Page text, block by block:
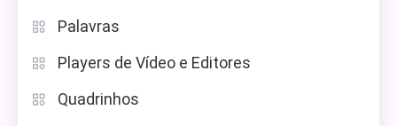
Palavras
Players de Vídeo e Editores
Quadrinhos